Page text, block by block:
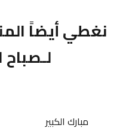
نغطي أيضاً
مبارك الكبير